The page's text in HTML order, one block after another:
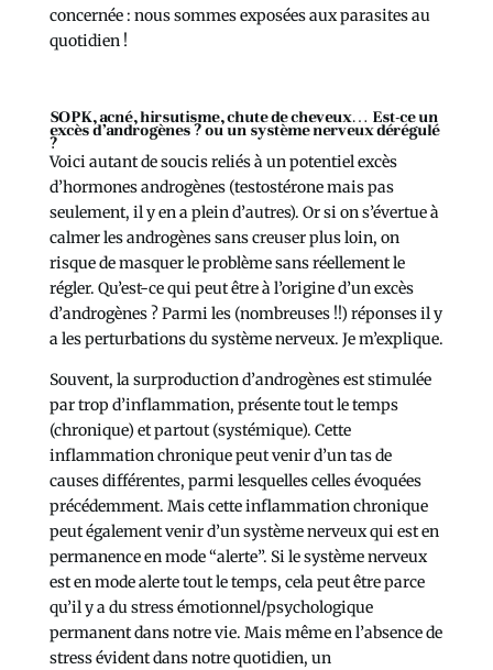
concernée : nous sommes exposées aux parasites au
quotidien !
SOPK, acné, hirsutisme, chute de cheveux… Est-ce un
excès d’androgènes ? ou un système nerveux dérégulé
?
Voici autant de soucis reliés à un potentiel excès
d’hormones androgènes (testostérone mais pas
seulement, il y en a plein d’autres). Or si on s’évertue à
calmer les androgènes sans creuser plus loin, on
risque de masquer le problème sans réellement le
régler. Qu’est-ce qui peut être à l’origine d’un excès
d’androgènes ? Parmi les (nombreuses !!) réponses il y
a les perturbations du système nerveux. Je m’explique.
Souvent, la surproduction d’androgènes est stimulée
par trop d’inflammation, présente tout le temps
(chronique) et partout (systémique). Cette
inflammation chronique peut venir d’un tas de
causes différentes, parmi lesquelles celles évoquées
précédemment. Mais cette inflammation chronique
peut également venir d’un système nerveux qui est en
permanence en mode “alerte”. Si le système nerveux
est en mode alerte tout le temps, cela peut être parce
qu’il y a du stress émotionnel/psychologique
permanent dans notre vie. Mais même en l’absence de
stress évident dans notre quotidien, un